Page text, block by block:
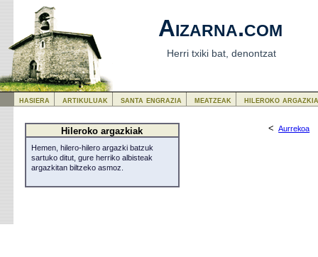
Aizarna.com
Herri txiki bat, denontzat
<Aurrekoa
Hileroko argazkiak
Hemen, hilero-hilero argazki batzuk
sartuko ditut, gure herriko albisteak
argazkitan biltzeko asmoz.
hasiera artikuluak santa engrazia meatzeak hileroko